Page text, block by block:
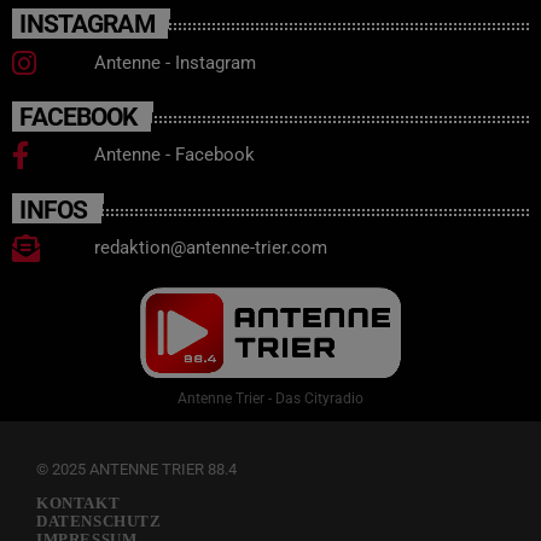
INSTAGRAM
Antenne - Instagram
FACEBOOK
Antenne - Facebook
INFOS
redaktion@antenne-trier.com
Antenne Trier - Das Cityradio
© 2025 ANTENNE TRIER 88.4
KONTAKT
DATENSCHUTZ